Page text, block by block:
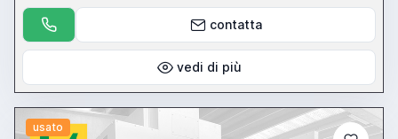
contatta
vedi di più
usato